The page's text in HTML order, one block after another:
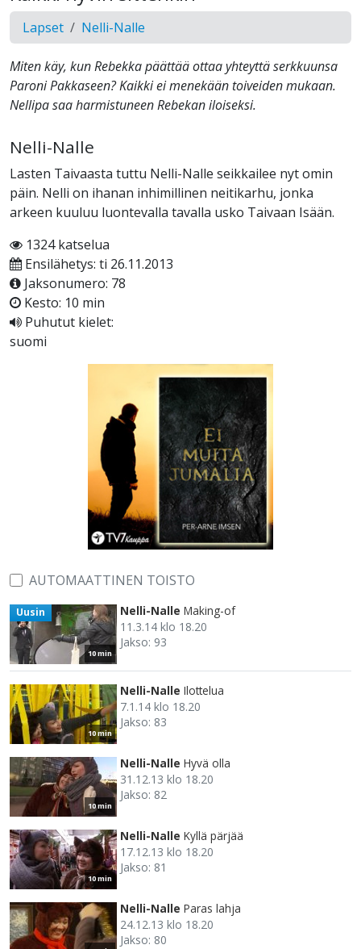
Lapset Nelli-Nalle
Miten käy, kun Rebekka päättää ottaa yhteyttä serkkuunsa
Paroni Pakkaseen? Kaikki ei menekään toiveiden mukaan.
Nellipa saa harmistuneen Rebekan iloiseksi.
Nelli-Nalle
Lasten Taivaasta tuttu Nelli-Nalle seikkailee nyt omin
päin. Nelli on ihanan inhimillinen neitikarhu, jonka
arkeen kuuluu luontevalla tavalla usko Taivaan Isään.
1324 katselua
Ensilähetys: ti 26.11.2013
Jaksonumero: 78
Kesto: 10 min
Puhutut kielet:
suomi
AUTOMAATTINEN TOISTO
10 min
Uusin Nelli-Nalle Making-of
11.3.14 klo 18.20
Jakso: 93
10 min
Nelli-Nalle Ilottelua
7.1.14 klo 18.20
Jakso: 83
10 min
Nelli-Nalle Hyvä olla
31.12.13 klo 18.20
Jakso: 82
10 min
Nelli-Nalle Kyllä pärjää
17.12.13 klo 18.20
Jakso: 81
Nelli-Nalle Paras lahja
24.12.13 klo 18.20
Jakso: 80